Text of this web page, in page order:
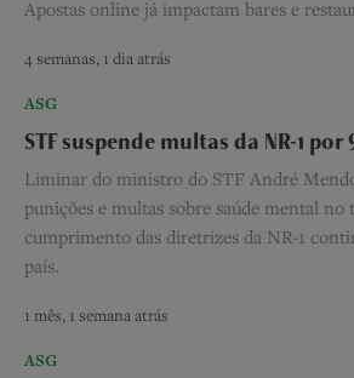
Apostas online já impactam bares e
4 semanas, 1 dia atrás
ASG
STF suspende multas da NR-1 por
Liminar do ministro do STF André
punições e multas sobre saúde mental no
cumprimento das diretrizes da NR-1
país.
1 mês, 1 semana atrás
ASG